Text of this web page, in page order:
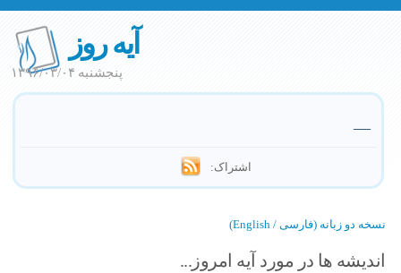
آیه روز
پنجشنبه ۱۳۹۶/۰۳/۰۴
—
اشتراک:
نسخه دو زبانه (فارسی / English)
اندیشه ها در مورد آیه امروز...